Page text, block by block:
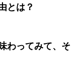
とは？
わってみて、そ